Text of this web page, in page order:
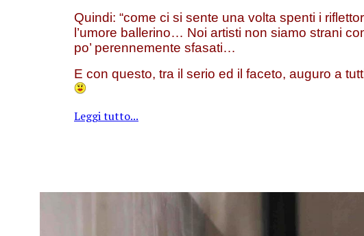
Quindi: “come ci si sente una volta spenti i
l’umore ballerino… Noi artisti non siamo strani
po’ perennemente sfasati…
E con questo, tra il serio ed il faceto, auguro a
Leggi tutto...